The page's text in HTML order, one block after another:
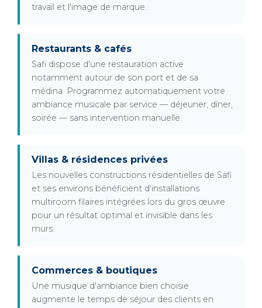
travail et l'image de marque.
Restaurants & cafés
Safi dispose d'une restauration active
notamment autour de son port et de sa
médina. Programmez automatiquement votre
ambiance musicale par service — déjeuner, dîner,
soirée — sans intervention manuelle.
Villas & résidences privées
Les nouvelles constructions résidentielles de Safi
et ses environs bénéficient d'installations
multiroom filaires intégrées lors du gros œuvre
pour un résultat optimal et invisible dans les
murs.
Commerces & boutiques
Une musique d'ambiance bien choisie
augmente le temps de séjour des clients en